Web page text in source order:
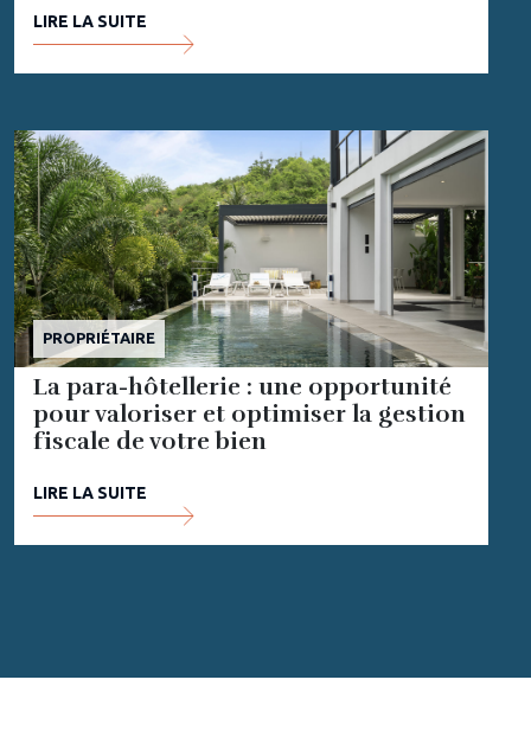
LIRE LA SUITE
PROPRIÉTAIRE
La para-hôtellerie : une opportunité
pour valoriser et optimiser la gestion
fiscale de votre bien
LIRE LA SUITE